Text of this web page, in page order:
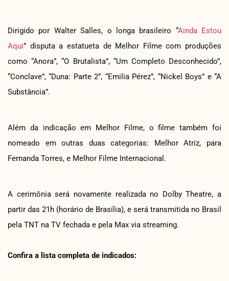
Dirigido por Walter Salles, o longa brasileiro “Ainda Estou
Aqui” disputa a estatueta de Melhor Filme com produções
como “Anora”, “O Brutalista”, “Um Completo Desconhecido”,
“Conclave”, “Duna: Parte 2”, “Emilia Pérez”, “Nickel Boys” e “A
Substância”.
Além da indicação em Melhor Filme, o filme também foi
nomeado em outras duas categorias: Melhor Atriz, para
Fernanda Torres, e Melhor Filme Internacional.
A cerimônia será novamente realizada no Dolby Theatre, a
partir das 21h (horário de Brasília), e será transmitida no Brasil
pela TNT na TV fechada e pela Max via streaming.
Confira a lista completa de indicados: